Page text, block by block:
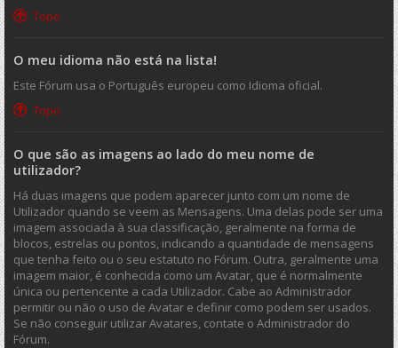
Topo
O meu idioma não está na lista!
Este Fórum usa o Português europeu como Idioma oficial.
Topo
O que são as imagens ao lado do meu nome de
utilizador?
Há duas imagens que podem aparecer junto com um nome de
Utilizador quando se veem as Mensagens. Uma delas pode ser uma
imagem associada à sua classificação, geralmente na forma de
blocos, estrelas ou pontos, indicando a quantidade de mensagens
que tenha feito ou o seu estatuto no Fórum. Outra, geralmente uma
imagem maior, é conhecida como um Avatar, que é normalmente
única ou pertencente a cada Utilizador. Cabe ao Administrador
permitir ou não o uso de Avatar e definir como podem ser usados.
Se não conseguir utilizar Avatares, contate o Administrador do
Fórum.